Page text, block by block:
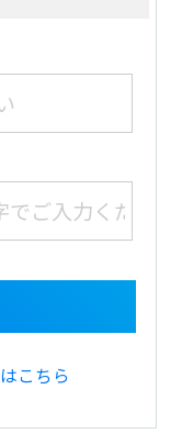
こちら